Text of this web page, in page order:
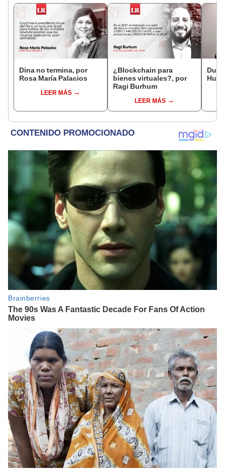
Dina no termina, por
Rosa María Palacios
LEER MÁS
¿Blockchain para
bienes virtuales?, por
Ragi Burhum
LEER MÁS